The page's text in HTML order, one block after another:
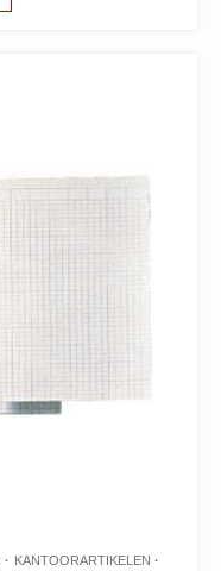
KANTOORARTIKELEN